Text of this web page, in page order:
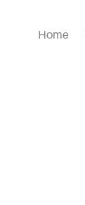
Home